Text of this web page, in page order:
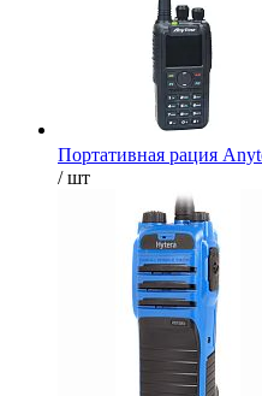
Портативная рация
/ шт